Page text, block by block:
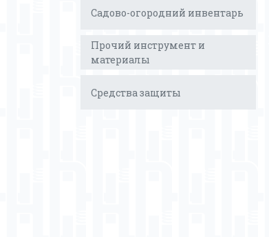
Садово-огородний инвентарь
Прочий инструмент и
материалы
Средства защиты